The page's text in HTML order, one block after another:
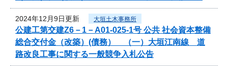
2024年12月9日更新 大垣土木事務所
公建工第交建Z6－1－A01-025-1号 公共 社会資本整備
総合交付金（改築）(債務） （一）大垣江南線 道
路改良工事に関する一般競争入札公告